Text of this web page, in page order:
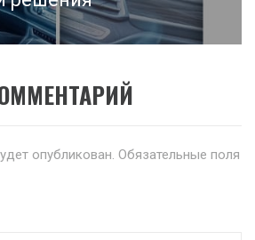
опубликован. Обязательные поля